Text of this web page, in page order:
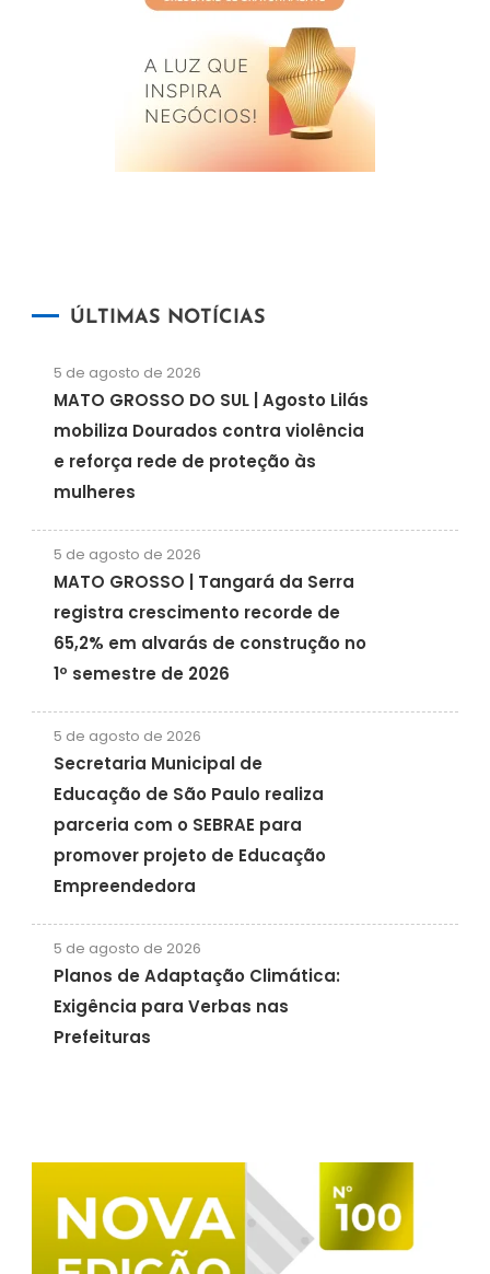
ÚLTIMAS NOTÍCIAS
5 de agosto de 2026
MATO GROSSO DO SUL | Agosto Lilás
mobiliza Dourados contra violência
e reforça rede de proteção às
mulheres
5 de agosto de 2026
MATO GROSSO | Tangará da Serra
registra crescimento recorde de
65,2% em alvarás de construção no
1º semestre de 2026
5 de agosto de 2026
Secretaria Municipal de
Educação de São Paulo realiza
parceria com o SEBRAE para
promover projeto de Educação
Empreendedora
5 de agosto de 2026
Planos de Adaptação Climática:
Exigência para Verbas nas
Prefeituras